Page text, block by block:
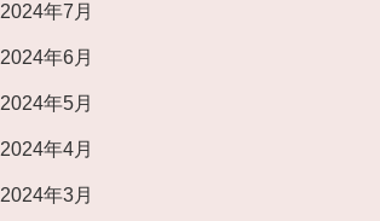
2024年7月
2024年6月
2024年5月
2024年4月
2024年3月